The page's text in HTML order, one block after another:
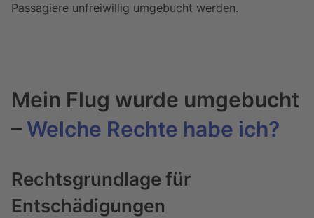
Passagiere unfreiwillig umgebucht werden.
Mein Flug wurde umgebucht
– Welche Rechte habe ich?
Rechtsgrundlage für
Entschädigungen